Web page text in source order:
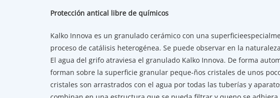
Protección antical libre de químicos
Kalko Innova es un granulado cerámico con una
proceso de catálisis heterogénea. Se puede observar en la
El agua del grifo atraviesa el granulado Kalko Innova. De forma
forman sobre la superficie granular peque-ños cristales de unos
cristales son arrastrados con el agua por todas las tuberías y